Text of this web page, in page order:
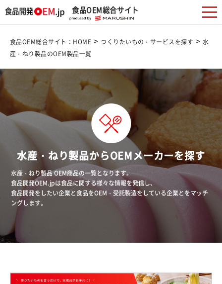
食品OEM総合サイト
食品OEM総合サイト：HOME > つくりたいもの・サービスを探す >水
産・ねり製品のOEM製品一覧
水産・ねり製品からOEMメーカーを探す
水産・ねり製品 OEM商品の一覧となります。
食品開発OEM.jpは食品に関する様々な情報を発信し、
食品開発をしたい企業と食品をOEM・受託製造をしている企業とをマッチ
ングします。